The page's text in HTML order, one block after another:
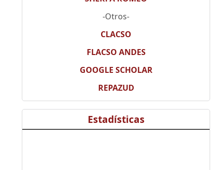
-Otros-
CLACSO
FLACSO ANDES
GOOGLE SCHOLAR
REPAZUD
Estadísticas